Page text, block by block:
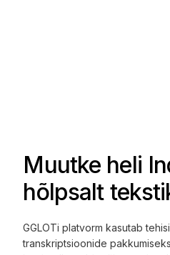
Muutke heli
hõlpsalt
GGLOTi platvorm kasutab
transkriptsioonide